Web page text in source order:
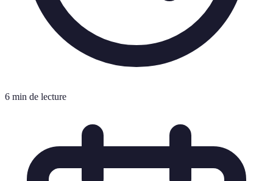
6 min de lecture